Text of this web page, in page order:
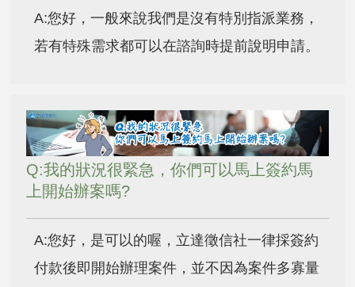
A:您好，一般來說我們是沒有特別指派業務，
若有特殊需求都可以在諮詢時提前說明申請。
Q:我的狀況很緊急，你們可以馬上簽約馬
上開始辦案嗎?
A:您好，是可以的喔，立達徵信社一律採簽約
付款後即開始辦理案件，並不因為案件多寡量